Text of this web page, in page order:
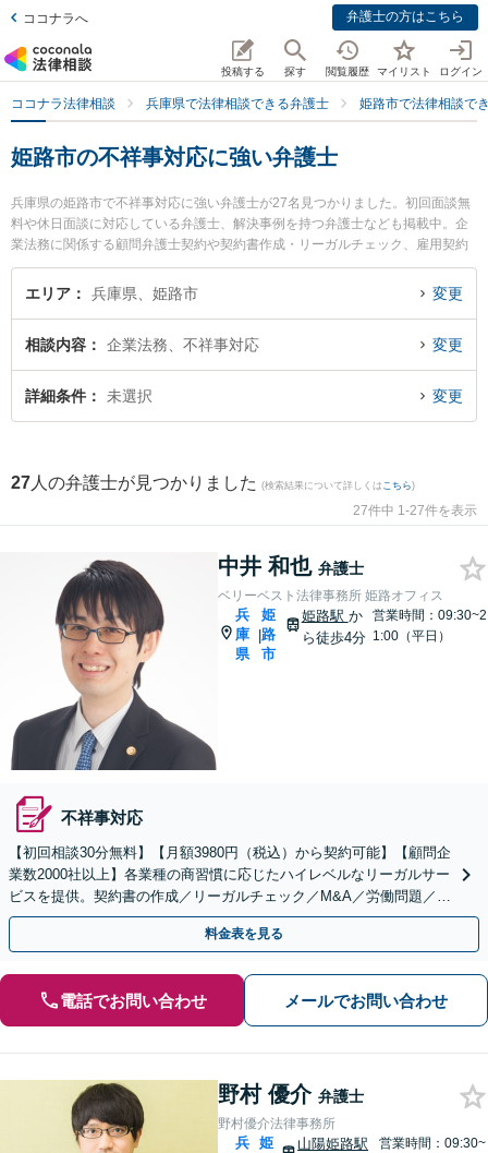
ココナラへ 弁護士の方はこちら
投稿する 探す 閲覧履歴 マイリスト ログイン
ココナラ法律相談 兵庫県で法律相談できる弁護士 姫路市で法律相談で
姫路市の不祥事対応に強い弁護士
兵庫県の姫路市で不祥事対応に強い弁護士が27名見つかりました。初回面談無
料や休日面談に対応している弁護士、解決事例を持つ弁護士なども掲載中。企
業法務に関係する顧問弁護士契約や契約書作成・リーガルチェック、雇用契約
書・就業規則作成等の細かな分野での絞り込み検索もでき便利です。特にベリ
ーベスト法律事務所 姫路オフィスの中井 和也弁護士や野村優介法律事務所の野
事対応のトラブルを今すぐに弁護士に相談したい』『不祥事対応のトラブル解
決の実績豊富な近くの弁護士を検索したい』『初回相談無料で不祥事対応を法
律相談できる姫路市内の弁護士に相談予約したい』などでお困りの相談者さん
エリア 兵庫県、姫路市 変更
相談内容 企業法務、不祥事対応 変更
詳細条件 未選択 変更
27 人の弁護士が見つかりました (検索結果について詳しくは こちら)
27件中 1-27件を表示
中井 和也 弁護士
ベリーベスト法律事務所 姫路オフィス
兵
庫
県
|
姫
路
市
姫路駅 か
ら徒歩4分
営業時間：09:30~2
1:00（平日）
不祥事対応
【初回相談30分無料】【月額3980円（税込）から契約可能】【顧問企
業数2000社以上】各業種の商習慣に応じたハイレベルなリーガルサー
ビスを提供。契約書の作成／リーガルチェック／M&A／労働問題／知
的財産等、お任せください【他士業連携可能】
料金表を見る
電話でお問い合わせ メールでお問い合わせ
野村 優介 弁護士
野村優介法律事務所
兵
姫
山陽姫路駅
営業時間：09:30~